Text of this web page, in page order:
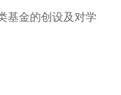
基金的创设及对学